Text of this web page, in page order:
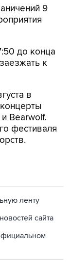
9
до конца
к
в
Bearwolf.
фестиваля
ленту
сайта